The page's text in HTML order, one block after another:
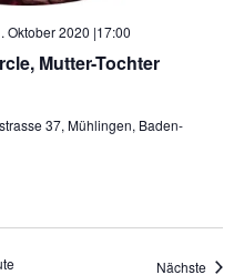
Mutter-Tochter
Oktober 2020 |17:00
37, Mühlingen, Baden-
Nächste